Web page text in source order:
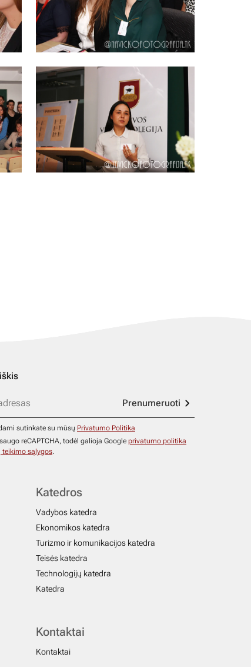
Prenumeruoti
sutinkate su mūsų Privatumo Politika
reCAPTCHA, todėl galioja Google privatumo politika
teikimo sąlygos.
Katedros
Vadybos katedra
Ekonomikos katedra
Turizmo ir komunikacijos katedra
Teisės katedra
Technologijų katedra
Katedra
Kontaktai
Kontaktai